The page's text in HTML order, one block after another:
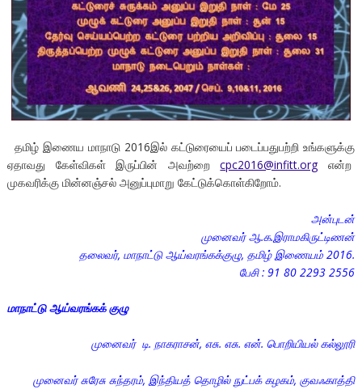
தமிழ் இணைய மாநாடு 2016இல் கட்டுரையைப் படைப்பதுபற்றி உங்களுக்கு
ஏதாவது கேள்விகள் இருப்பின் அவற்றைcpc2016@infitt.org என்ற
முகவரிக்கு மின்னஞ்சல் அனுப்புமாறு கேட்டுக்கொள்கிறோம்.
அன்புடன்
முனைவர் ஆ.க.இராமகிருட்டிணன்
தலைவர், மாநாட்டு ஆய்வரங்கக்குழு, தமிழ் இணையம் 2016.
பேசி : 91 80 2293 2556
மாநாட்டு ஆய்வரங்கக் குழு
முனைவர் டி. நாகராசன், எசு. எசு. என். பொறியியல் கல்லூரி
முனைவர் சுரேசு சுந்தரம், இந்தியத் தொழில் நுட்பக் கழகம், குவஃகாத்தி